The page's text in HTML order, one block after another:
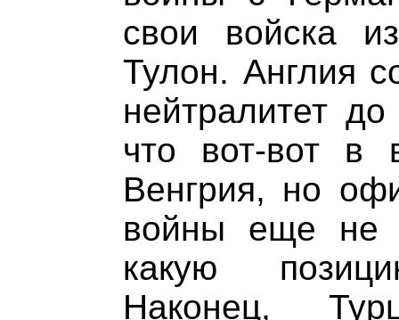
свои войска
Тулон. Англия
нейтралитет
что вот-вот в
Венгрия, но
войны еще не
какую
Наконец,